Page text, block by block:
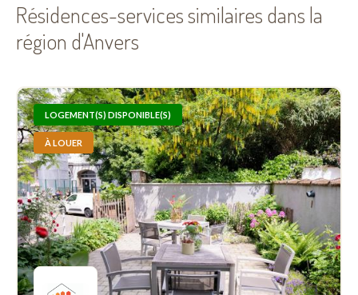
Résidences-services similaires dans la
région d'Anvers
LOGEMENT(S) DISPONIBLE(S)
À LOUER